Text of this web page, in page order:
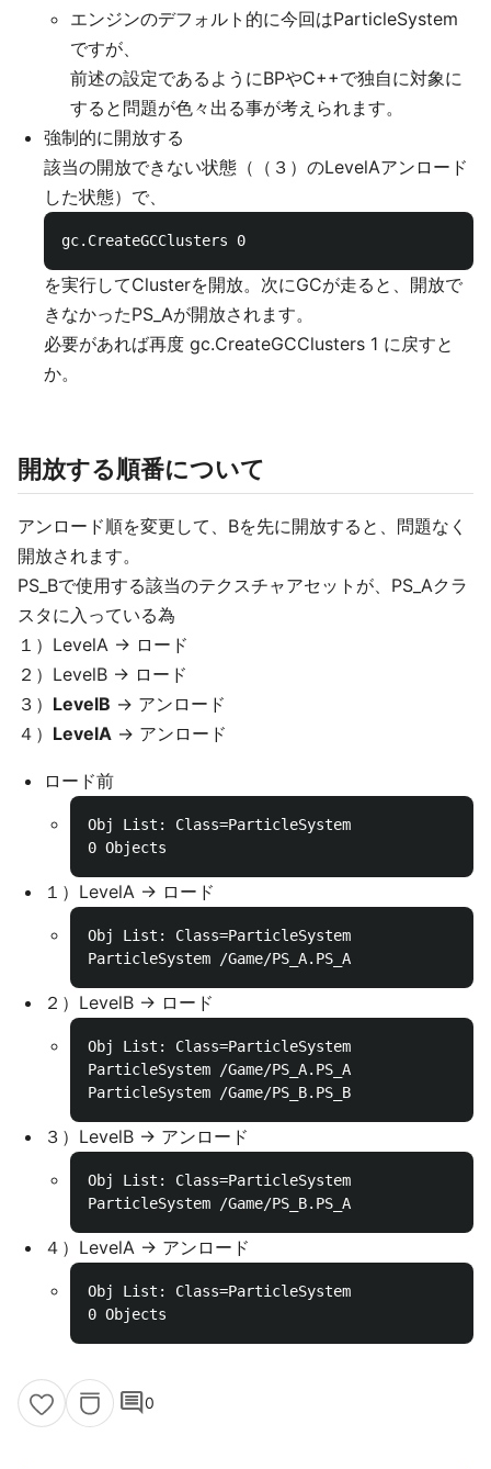
エンジンのデフォルト的に今回はParticleSystem
ですが、
前述の設定であるようにBPやC++で独自に対象に
すると問題が色々出る事が考えられます。
強制的に開放する
該当の開放できない状態（（３）のLevelAアンロード
した状態）で、
を実行してClusterを開放。次にGCが走ると、開放で
きなかったPS_Aが開放されます。
必要があれば再度 gc.CreateGCClusters 1 に戻すと
か。
開放する順番について
アンロード順を変更して、Bを先に開放すると、問題なく
開放されます。
PS_Bで使用する該当のテクスチャアセットが、PS_Aクラ
スタに入っている為
１）LevelA -> ロード
２）LevelB -> ロード
３） LevelB -> アンロード
４） LevelA -> アンロード
ロード前
Obj List: Class=ParticleSystem
１）LevelA -> ロード
Obj List: Class=ParticleSystem
２）LevelB -> ロード
Obj List: Class=ParticleSystem
ParticleSystem /Game/PS_A.PS_A
３）LevelB -> アンロード
Obj List: Class=ParticleSystem
４）LevelA -> アンロード
Obj List: Class=ParticleSystem
comment0